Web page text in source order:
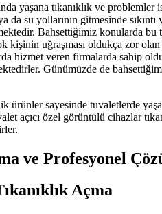
yaşana tıkanıklık ve
da su yollarının gitmesinde
Bahsettiğimiz konularda
kişinin uğraşması oldukça zor
hizmet veren firmalarda sahip
Günümüzde de
ürünler sayesinde tuvaletlerde
açıcı özel görüntülü cihazlar
ve Profesyonel
Açma